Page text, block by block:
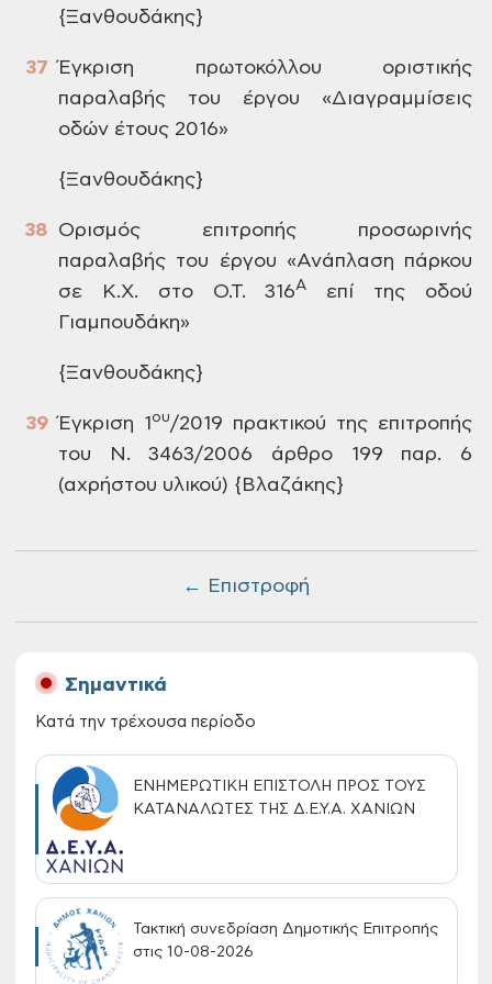
← Επιστροφή
{Ξανθουδάκης}
Έγκριση πρωτοκόλλου οριστικής
παραλαβής του έργου «Διαγραμμίσεις
οδών έτους 2016»
{Ξανθουδάκης}
Ορισμός επιτροπής προσωρινής
παραλαβής του έργου «Ανάπλαση πάρκου
σε Κ.Χ. στο Ο.Τ. 316Α
επί της οδού
Γιαμπουδάκη»
{Ξανθουδάκης}
Έγκριση 1 ου/2019 πρακτικού της επιτροπής
του Ν. 3463/2006 άρθρο 199 παρ. 6
(αχρήστου υλικού) {Βλαζάκης}
Σημαντικά
Κατά την τρέχουσα περίοδο
ΕΝΗΜΕΡΩΤΙΚΗ ΕΠΙΣΤΟΛΗ ΠΡΟΣ ΤΟΥΣ
ΚΑΤΑΝΑΛΩΤΕΣ ΤΗΣ Δ.Ε.Υ.Α. ΧΑΝΙΩΝ
Τακτική συνεδρίαση Δημοτικής Επιτροπής
στις 10-08-2026